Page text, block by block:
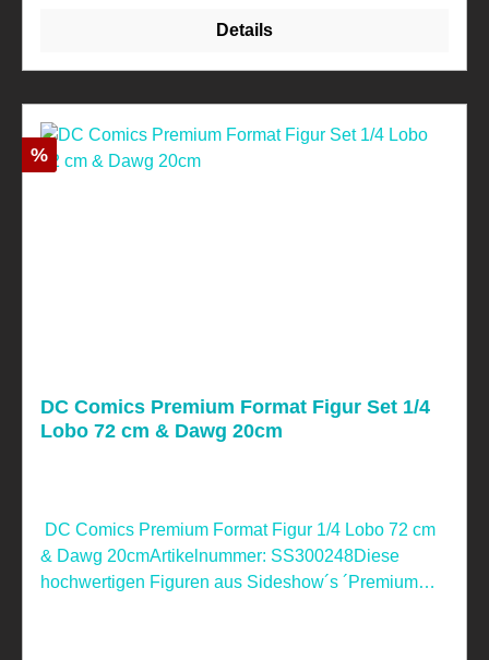
Details
Rabatt
%
DC Comics Premium Format Figur Set 1/4
Lobo 72 cm & Dawg 20cm
DC Comics Premium Format Figur 1/4 Lobo 72 cm
& Dawg 20cmArtikelnummer: SS300248Diese
hochwertigen Figuren aus Sideshow´s ´Premium